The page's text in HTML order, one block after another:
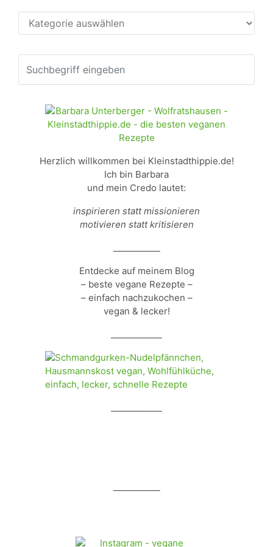
Kategorien
Herzlich willkommen bei Kleinstadthippie.de!
Ich bin Barbara
und mein Credo lautet:
inspirieren statt missionieren
motivieren statt kritisieren
Entdecke auf meinem Blog
– beste vegane Rezepte –
– einfach nachzukochen –
vegan & lecker!